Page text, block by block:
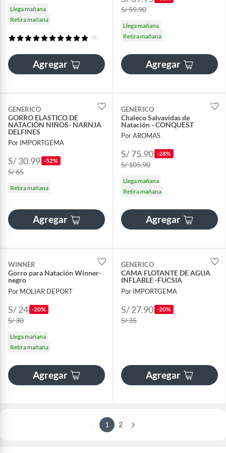
Llega mañana
Retira mañana
(3)
Agregar
S/ 59.90
Llega mañana
Retira mañana
Agregar
GENERICO
GORRO ELASTICO DE
NATACIÓN NIÑOS- NARNJA
DELFINES
Por IMPORTGEMA
S/ 30.99 -52%
S/ 65
Retira mañana
Agregar
GENERICO
Chaleco Salvavidas de
Natación - CONQUEST
Por AROMAS
S/ 75.90 -28%
S/ 105.90
Llega mañana
Retira mañana
Agregar
WINNER
Gorro para Natación Winner-
negro
Por MOLIAR DEPORT
S/ 24 -20%
S/ 30
Llega mañana
Retira mañana
Agregar
GENERICO
CAMA FLOTANTE DE AGUA
INFLABLE -FUCSIA
Por IMPORTGEMA
S/ 27.90 -20%
S/ 35
Agregar
1 2